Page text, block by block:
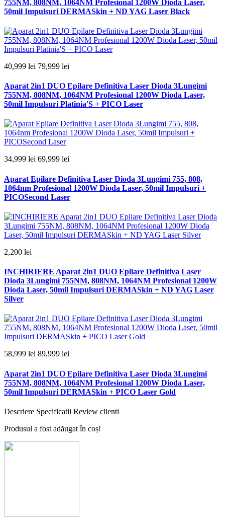
755NM, 808NM, 1064NM Profesional 1200W Dioda Laser,
50mil Impulsuri DERMASkin + ND YAG Laser Black
40,999 lei 79,999 lei
Aparat 2in1 DUO Epilare Definitiva Laser Dioda 3Lungimi
755NM, 808NM, 1064NM Profesional 1200W Dioda Laser,
50mil Impulsuri Platinia'S + PICO Laser
34,999 lei 69,999 lei
Aparat Epilare Definitiva Laser Dioda 3Lungimi 755, 808,
1064nm Profesional 1200W Dioda Laser, 50mil Impulsuri +
PICOSecond Laser
2,200 lei
INCHIRIERE Aparat 2in1 DUO Epilare Definitiva Laser
Dioda 3Lungimi 755NM, 808NM, 1064NM Profesional 1200W
Dioda Laser, 50mil Impulsuri DERMASkin + ND YAG Laser
Silver
58,999 lei 89,999 lei
Aparat 2in1 DUO Epilare Definitiva Laser Dioda 3Lungimi
755NM, 808NM, 1064NM Profesional 1200W Dioda Laser,
50mil Impulsuri DERMASkin + PICO Laser Gold
Descriere Specificatii Review clienti
Produsul a fost adăugat în coș!